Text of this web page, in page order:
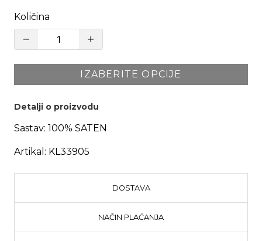
Količina
IZABERITE OPCIJE
Detalji o proizvodu
Sastav: 100% SATEN
Artikal: KL33905
DOSTAVA
NAČIN PLAĆANJA